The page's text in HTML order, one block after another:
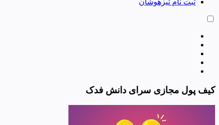
ثبت نام تیزهوشان
کیف پول مجازی سرای دانش فدک